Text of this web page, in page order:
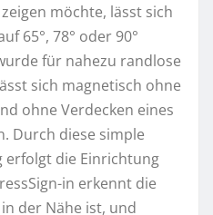
möchte, lässt sich
65°, 78° oder 90°
für nahezu randlose
sich magnetisch ohne
ohne Verdecken eines
Durch diese simple
erfolgt die Einrichtung
in erkennt die
der Nähe ist, und